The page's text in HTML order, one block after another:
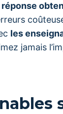
réponse
les
jamais